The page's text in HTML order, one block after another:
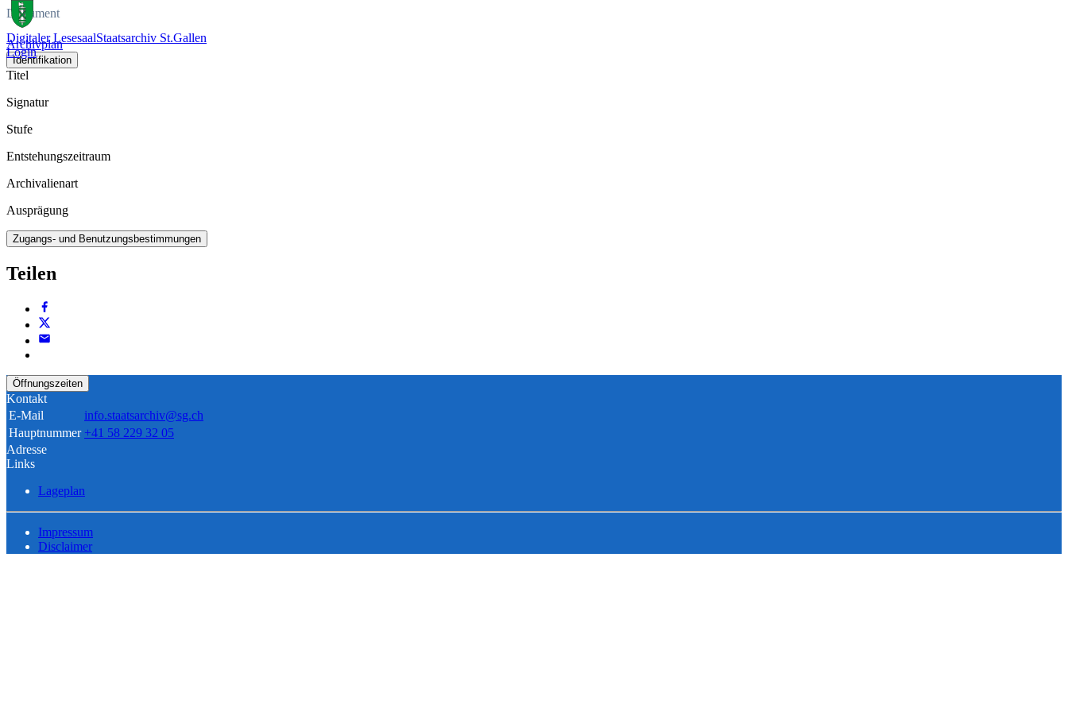
Digitaler LesesaalStaatsarchiv St.Gallen
Login
Dokument
Archivplan
Identifikation
Titel
Signatur
Stufe
Entstehungszeitraum
Archivalienart
Ausprägung
Zugangs- und Benutzungsbestimmungen
Teilen
Öffnungszeiten
Kontakt
E-Mail
info.staatsarchiv@sg.ch
Hauptnummer +41 58 229 32 05
Adresse
Links
Lageplan
Impressum
Disclaimer